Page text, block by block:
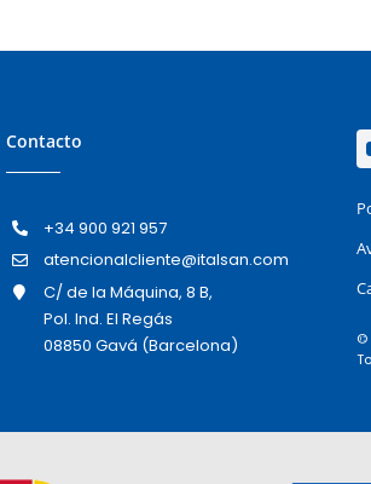
Contacto
+34 900 921 957
atencionalcliente@italsan.com
C/ de la Máquina, 8 B,
Pol. Ind. El Regás
08850 Gavá (Barcelona)
©